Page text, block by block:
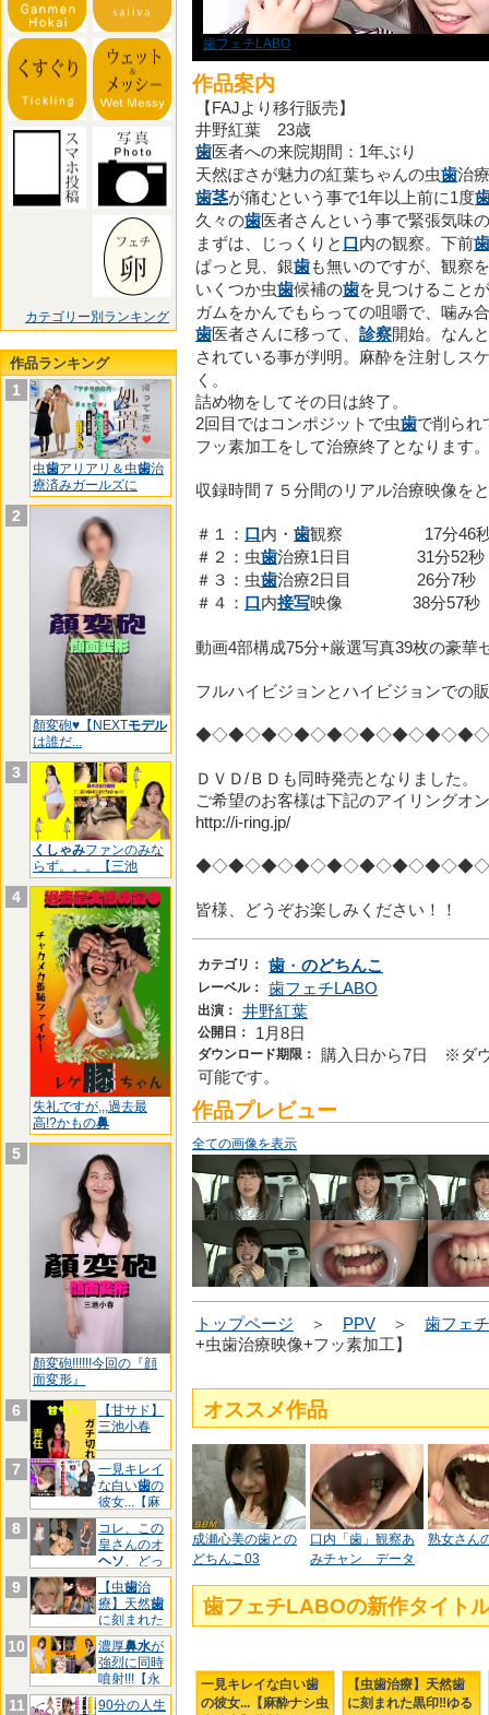
カテゴリー別ランキング
作品ランキング
1
虫歯アリアリ＆虫歯治
療済みガールズに
2
顏変砲♥【NEXTモデル
は誰だ...
3
くしゃみファンのみな
らず。。。【三池
4
失礼ですが,,,過去最
高!?かもの鼻
5
顏変砲!!!!!!今回の『顔
面変形』
6
【甘サド】
三池小春
7
一見キレイ
な白い歯の
彼女...【麻
酔
8
コレ、この
皇さんのオ
ヘソ、どっ
ちです
9 【虫歯治
療】天然歯
に刻まれた
黒印‼ゆ
10 濃厚鼻水が
強烈に同時
噴射!!!【永
久
11
90分の人生
歯フェチLABO
作品案内
【FAJより移行販売】
井野紅葉 23歳
歯医者への来院期間：1年ぶり
天然ぽさが魅力の紅葉ちゃんの虫歯治
歯茎が痛むという事で1年以上前に1度
久々の歯医者さんという事で緊張気味
まずは、じっくりと 口 内の観察。下前歯
ぱっと見、銀歯も無いのですが、観察
いくつか虫歯候補の歯を見つけること
ガムをかんでもらっての咀嚼で、噛み
歯医者さんに移って、 診察開始。なん
されている事が判明。麻酔を注射しス
く。
詰め物をしてその日は終了。
2回目ではコンポジットで虫歯で削られ
フッ素加工をして治療終了となります。
収録時間７５分間のリアル治療映像を
＃１： 口 内・ 歯観察 17分46
＃２：虫歯治療1日目 31分52秒
＃３：虫歯治療2日目 26分7秒
＃４： 口 内接写映像 38分57秒
動画4部構成75分+厳選写真39枚の豪華
フルハイビジョンとハイビジョンでの
ＤＶＤ/ＢＤも同時発売となりました。
ご希望のお客様は下記のアイリングオ
http://i-ring.jp/
皆様、どうぞお楽しみください！！
カテゴリ： 歯 ・ のどちんこ
レーベル： 歯フェチLABO
出演： 井野紅葉
公開日： 1月8日
ダウンロード期限：
購入日から7日 ※ダウ
可能です。
作品プレビュー
全ての画像を表示
トップページ ＞ PPV ＞ 歯フェ
+虫歯治療映像+フッ素加工】
オススメ作品
成瀬心美の歯との
どちんこ03
口内「歯」観察あ
みチャン データ
熟女さん
歯フェチLABOの新作タイ
一見キレイな白い歯
の彼女...【麻酔ナシ虫
【虫歯治療】天然歯
に刻まれた黒印‼ゆる